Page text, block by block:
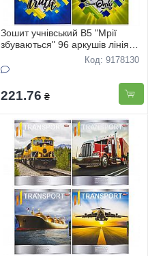
Зошит учнівський В5 "Мрії
збуваються" 96 аркушів лінія
"Стильний зошит" 3521 8шт
Код: 9178130
221.76 ₴